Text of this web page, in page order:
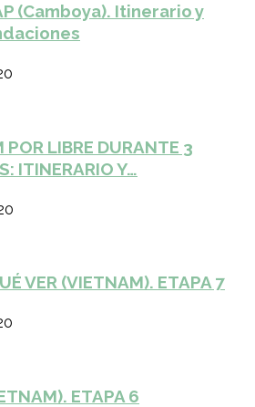
(Camboya). Itinerario y
POR LIBRE DURANTE 3
ITINERARIO Y…
VER (VIETNAM). ETAPA 7
ETAPA 6